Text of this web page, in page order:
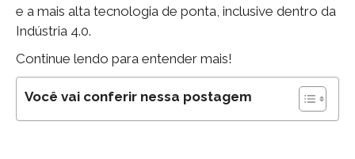
e a mais alta tecnologia de ponta, inclusive dentro da
Indústria 4.0.
Continue lendo para entender mais!
Você vai conferir nessa postagem